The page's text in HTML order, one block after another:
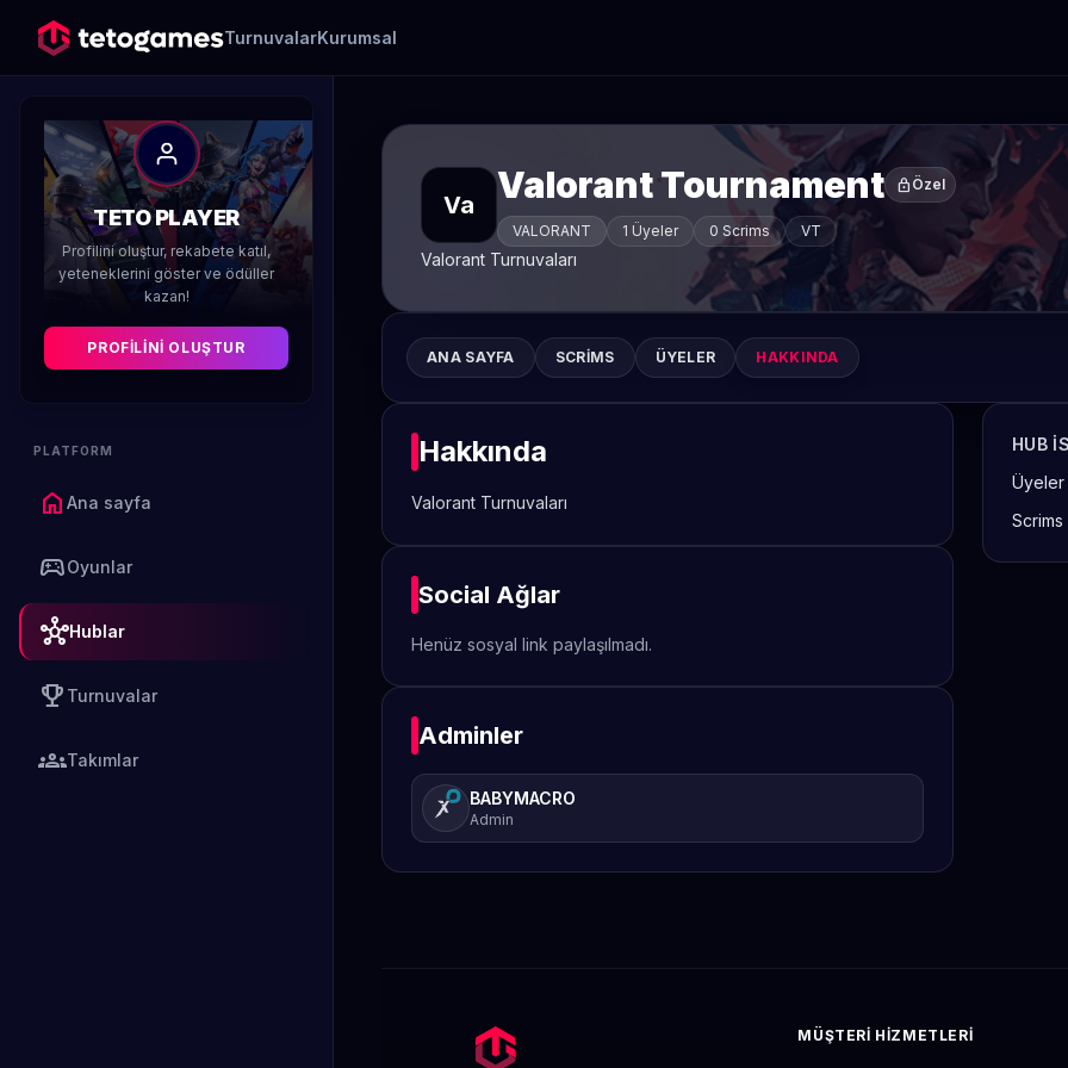
TurnuvalarKurumsal
TETO PLAYER
Profilini oluştur, rekabete katıl,
yeteneklerini göster ve ödüller
kazan!
PROFILINI OLUŞTUR
PLATFORM
home Ana sayfa
sports_esportsOyunlar
hubHublar
emoji_events Turnuvalar
groupsTakımlar
Va Valorant Tournament lock Özel
VALORANT 1 Üyeler 0 Scrims VT
Valorant Turnuvaları
ANA SAYFA SCRIMS ÜYELER HAKKINDA
Hakkında
Valorant Turnuvaları
Social Ağlar
Henüz sosyal link paylaşılmadı.
Adminler
BABYMACRO
Admin
HUB
Üyeler
Scrims
MÜŞTERI HIZMETLERI